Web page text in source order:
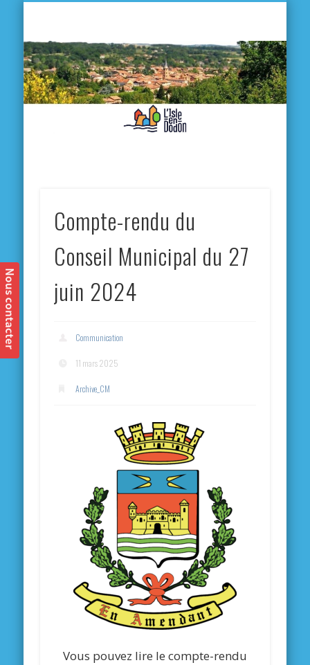
Compte-rendu du
Conseil Municipal du 27
juin 2024
Communication
11 mars 2025
Archive_CM
Vous pouvez lire le compte-rendu